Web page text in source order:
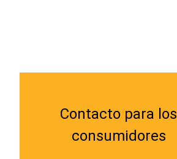
Contacto para los
consumidores